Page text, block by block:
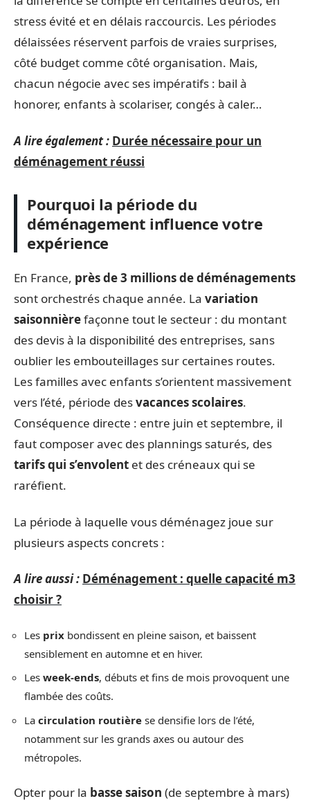
stress évité et en délais raccourcis. Les périodes
délaissées réservent parfois de vraies surprises,
côté budget comme côté organisation. Mais,
chacun négocie avec ses impératifs : bail à
honorer, enfants à scolariser, congés à caler…
A lire également : Durée nécessaire pour un
déménagement réussi
Pourquoi la période du
déménagement influence votre
expérience
En France, près de 3 millions de déménagements
sont orchestrés chaque année. La variation
saisonnièrefaçonne tout le secteur : du montant
des devis à la disponibilité des entreprises, sans
oublier les embouteillages sur certaines routes.
Les familles avec enfants s’orientent massivement
vers l’été, période desvacances scolaires.
Conséquence directe : entre juin et septembre, il
faut composer avec des plannings saturés, des
tarifs qui s’envolent et des créneaux qui se
raréfient.
La période à laquelle vous déménagez joue sur
plusieurs aspects concrets :
A lire aussi : Déménagement : quelle capacité m3
choisir ?
Les prix bondissent en pleine saison, et baissent
sensiblement en automne et en hiver.
Les week-ends, débuts et fins de mois provoquent une
flambée des coûts.
La circulation routière se densifie lors de l’été,
notamment sur les grands axes ou autour des
métropoles.
Opter pour la basse saison (de septembre à mars)